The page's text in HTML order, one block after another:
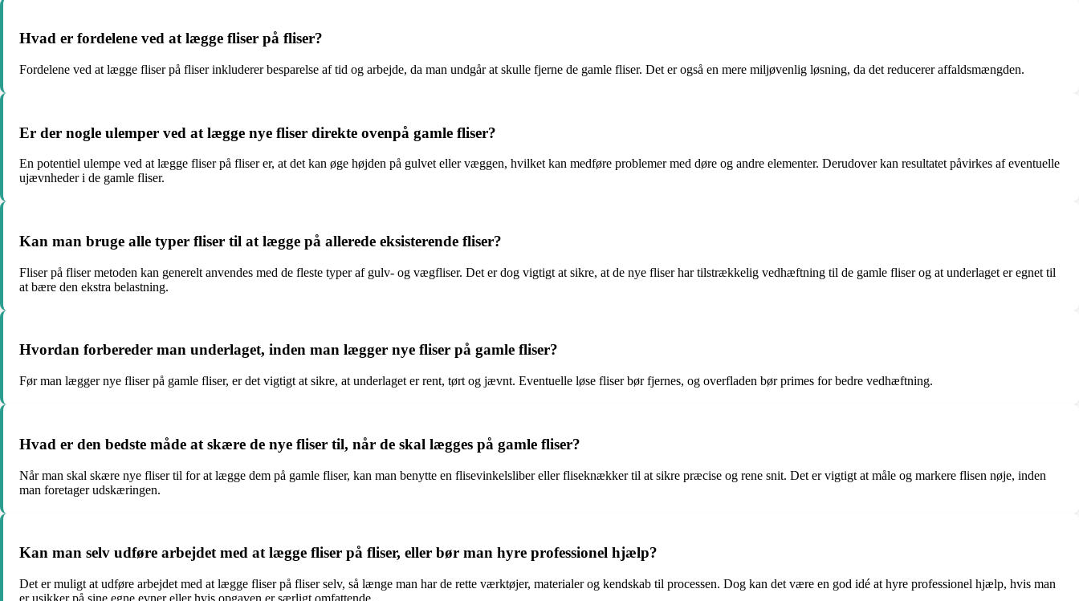
Hvad er fordelene ved at lægge fliser på fliser?
Fordelene ved at lægge fliser på fliser inkluderer besparelse af tid og arbejde, da man undgår at skulle fjerne de gamle fliser. Det er også en mere miljøvenlig løsning, da det reducerer affaldsmængden.
Er der nogle ulemper ved at lægge nye fliser direkte ovenpå gamle fliser?
En potentiel ulempe ved at lægge fliser på fliser er, at det kan øge højden på gulvet eller væggen, hvilket kan medføre problemer med døre og andre elementer. Derudover kan resultatet påvirkes af eventuelle
ujævnheder i de gamle fliser.
Kan man bruge alle typer fliser til at lægge på allerede eksisterende fliser?
Fliser på fliser metoden kan generelt anvendes med de fleste typer af gulv- og vægfliser. Det er dog vigtigt at sikre, at de nye fliser har tilstrækkelig vedhæftning til de gamle fliser og at underlaget er egnet til
at bære den ekstra belastning.
Hvordan forbereder man underlaget, inden man lægger nye fliser på gamle fliser?
Før man lægger nye fliser på gamle fliser, er det vigtigt at sikre, at underlaget er rent, tørt og jævnt. Eventuelle løse fliser bør fjernes, og overfladen bør primes for bedre vedhæftning.
Hvad er den bedste måde at skære de nye fliser til, når de skal lægges på gamle fliser?
Når man skal skære nye fliser til for at lægge dem på gamle fliser, kan man benytte en flisevinkelsliber eller fliseknækker til at sikre præcise og rene snit. Det er vigtigt at måle og markere flisen nøje, inden
man foretager udskæringen.
Kan man selv udføre arbejdet med at lægge fliser på fliser, eller bør man hyre professionel hjælp?
Det er muligt at udføre arbejdet med at lægge fliser på fliser selv, så længe man har de rette værktøjer, materialer og kendskab til processen. Dog kan det være en god idé at hyre professionel hjælp, hvis man
er usikker på sine egne evner eller hvis opgaven er særligt omfattende.